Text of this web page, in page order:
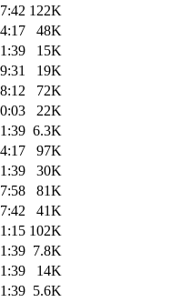
122K
48K
15K
19K
72K
22K
6.3K
97K
30K
81K
41K
102K
7.8K
14K
5.6K